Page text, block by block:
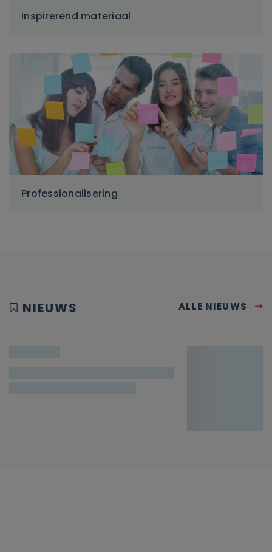
Inspirerend materiaal
Professionalisering
NIEUWS ALLE NIEUWS